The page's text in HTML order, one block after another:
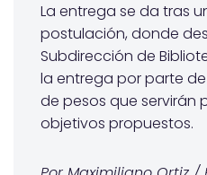
La entrega se da tras
postulación, donde
Subdirección de
la entrega por parte de
de pesos que servirán
objetivos propuestos.